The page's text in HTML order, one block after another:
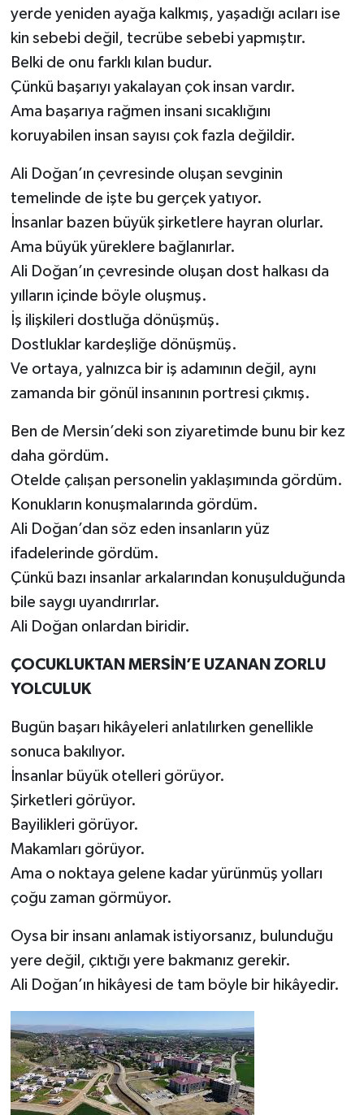
yerde yeniden ayağa kalkmış, yaşadığı acıları ise
kin sebebi değil, tecrübe sebebi yapmıştır.
Belki de onu farklı kılan budur.
Çünkü başarıyı yakalayan çok insan vardır.
Ama başarıya rağmen insani sıcaklığını
koruyabilen insan sayısı çok fazla değildir.
Ali Doğan’ın çevresinde oluşan sevginin
temelinde de işte bu gerçek yatıyor.
İnsanlar bazen büyük şirketlere hayran olurlar.
Ama büyük yüreklere bağlanırlar.
Ali Doğan’ın çevresinde oluşan dost halkası da
yılların içinde böyle oluşmuş.
İş ilişkileri dostluğa dönüşmüş.
Dostluklar kardeşliğe dönüşmüş.
Ve ortaya, yalnızca bir iş adamının değil, aynı
zamanda bir gönül insanının portresi çıkmış.
Ben de Mersin’deki son ziyaretimde bunu bir kez
daha gördüm.
Otelde çalışan personelin yaklaşımında gördüm.
Konukların konuşmalarında gördüm.
Ali Doğan’dan söz eden insanların yüz
ifadelerinde gördüm.
Çünkü bazı insanlar arkalarından konuşulduğunda
bile saygı uyandırırlar.
Ali Doğan onlardan biridir.
ÇOCUKLUKTAN MERSİN’E UZANAN ZORLU
YOLCULUK
Bugün başarı hikâyeleri anlatılırken genellikle
sonuca bakılıyor.
İnsanlar büyük otelleri görüyor.
Şirketleri görüyor.
Bayilikleri görüyor.
Makamları görüyor.
Ama o noktaya gelene kadar yürünmüş yolları
çoğu zaman görmüyor.
Oysa bir insanı anlamak istiyorsanız, bulunduğu
yere değil, çıktığı yere bakmanız gerekir.
Ali Doğan’ın hikâyesi de tam böyle bir hikâyedir.